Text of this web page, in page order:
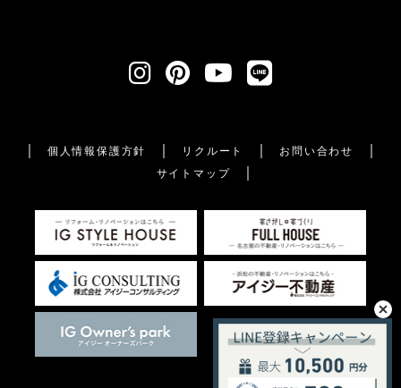
個人情報保護方針 リクルート
お問い合わせ
サイトマップ